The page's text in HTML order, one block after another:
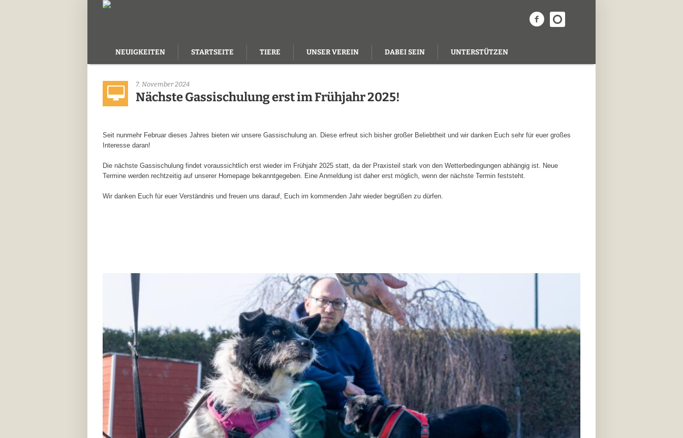
NEUIGKEITEN STARTSEITE TIERE UNSER VEREIN DABEI SEIN UNTERSTÜTZEN
7. November 2024
Nächste Gassischulung erst im Frühjahr 2025!
Seit nunmehr Februar dieses Jahres bieten wir unsere Gassischulung an. Diese erfreut sich bisher großer Beliebtheit und wir danken Euch sehr für euer großes
Interesse daran!
Die nächste Gassischulung findet voraussichtlich erst wieder im Frühjahr 2025 statt, da der Praxisteil stark von den Wetterbedingungen abhängig ist. Neue
Termine werden rechtzeitig auf unserer Homepage bekanntgegeben. Eine Anmeldung ist daher erst möglich, wenn der nächste Termin feststeht.
Wir danken Euch für euer Verständnis und freuen uns darauf, Euch im kommenden Jahr wieder begrüßen zu dürfen.